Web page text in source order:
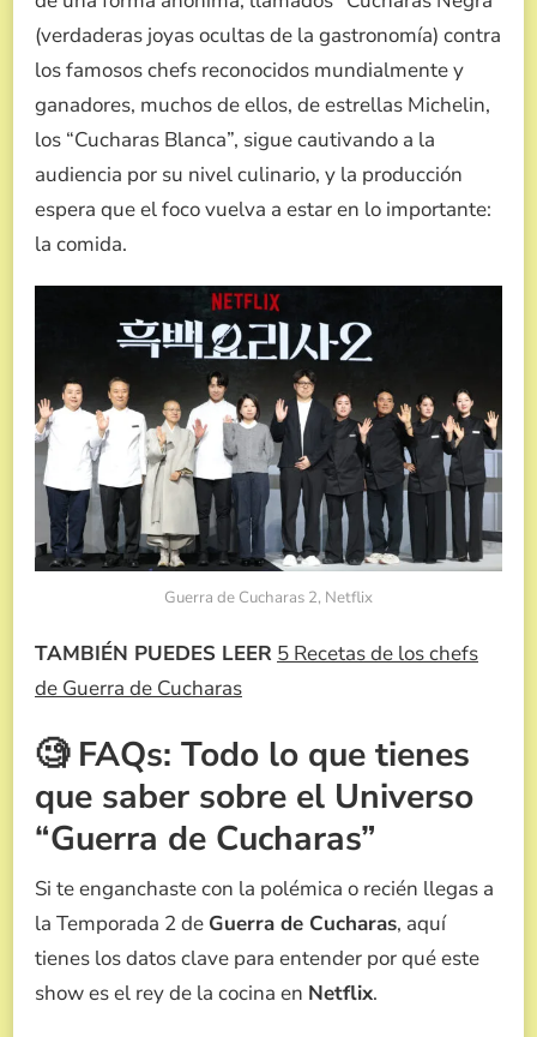
(verdaderas joyas ocultas de la gastronomía) contra
los famosos chefs reconocidos mundialmente y
ganadores, muchos de ellos, de estrellas Michelin,
los “Cucharas Blanca”, sigue cautivando a la
audiencia por su nivel culinario, y la producción
espera que el foco vuelva a estar en lo importante:
la comida.
Guerra de Cucharas 2, Netflix
TAMBIÉN PUEDES LEER 5 Recetas de los chefs
de Guerra de Cucharas
🧐 FAQs: Todo lo que tienes
que saber sobre el Universo
“Guerra de Cucharas”
Si te enganchaste con la polémica o recién llegas a
la Temporada 2 de Guerra de Cucharas, aquí
tienes los datos clave para entender por qué este
show es el rey de la cocina en Netflix.